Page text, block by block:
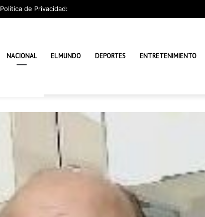
Política de Privacidad:
NACIONAL EL MUNDO DEPORTES ENTRETENIMIENTO